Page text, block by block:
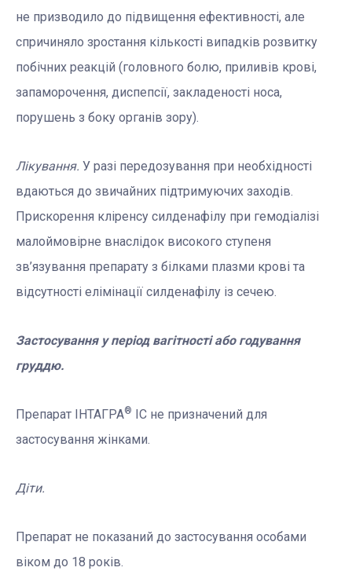
не призводило до підвищення ефективності, але
спричиняло зростання кількості випадків розвитку
побічних реакцій (головного болю, приливів крові,
запаморочення, диспепсії, закладеності носа,
порушень з боку органів зору).
Лікування. У разі передозування при необхідності
вдаються до звичайних підтримуючих заходів.
Прискорення кліренсу силденафілу при гемодіалізі
малоймовірне внаслідок високого ступеня
зв’язування препарату з білками плазми крові та
відсутності елімінації силденафілу із сечею.
Застосування у період вагітності або годування
груддю.
Препарат ІНТАГРА® ІС не призначений для
застосування жінками.
Діти.
Препарат не показаний до застосування особами
віком до 18 років.